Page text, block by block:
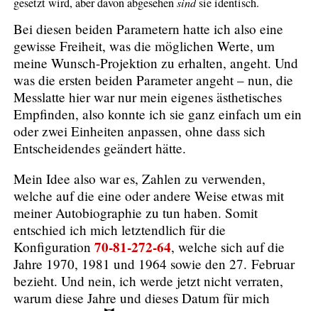
Bei diesen beiden Parametern hatte ich also eine
gewisse Freiheit, was die möglichen Werte, um
meine Wunsch-Projektion zu erhalten, angeht. Und
was die ersten beiden Parameter angeht – nun, die
Messlatte hier war nur mein eigenes ästhetisches
Empfinden, also konnte ich sie ganz einfach um ein
oder zwei Einheiten anpassen, ohne dass sich
Entscheidendes geändert hätte.
Mein Idee also war es, Zahlen zu verwenden,
welche auf die eine oder andere Weise etwas mit
meiner Autobiographie zu tun haben. Somit
entschied ich mich letztendlich für die
Konfiguration70-81-272-64, welche sich auf die
Jahre 1970, 1981 und 1964 sowie den 27. Februar
bezieht. Und nein, ich werde jetzt nicht verraten,
warum diese Jahre und dieses Datum für mich